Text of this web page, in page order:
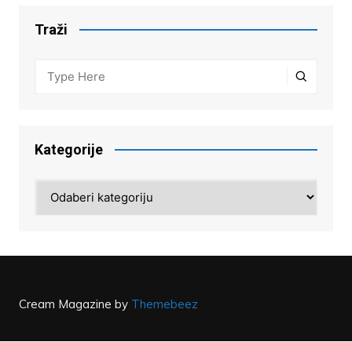
Traži
Kategorije
Cream Magazine by Themebeez